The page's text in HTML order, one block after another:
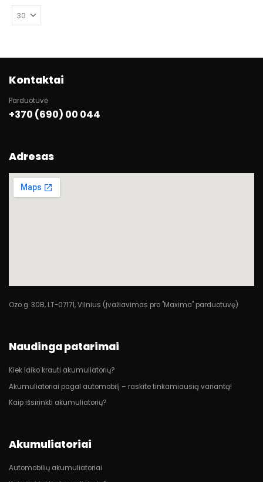
Kontaktai
Parduotuvė
+370 (690) 00 044
Adresas
Ozo g. 30B, LT-07171, Vilnius (Įvažiavimas pro "Maxima" parduotuvę)
Naudinga patarimai
Kiek laiko krauti akumuliatorių?
Akumuliatoriai pagal automobilį – raskite tinkamiausią variantą!
Kaip išsirinkti akumuliatorių?
Akumuliatoriai
Automobilių akumuliatoriai